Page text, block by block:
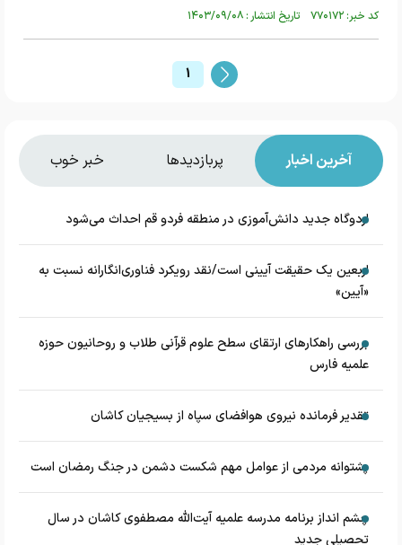
کد خبر: ۷۷۰۱۷۲ تاریخ انتشار : ۱۴۰۳/۰۹/۰۸
1
آخرین اخبار پربازدیدها خبر خوب
اردوگاه جدید دانش‌آموزی در منطقه فردو قم احداث می‌شود
اربعین یک حقیقت آیینی است/نقد رویکرد فناوری‌انگارانه نسبت به
«آیین»
بررسی راهکارهای ارتقای سطح علوم قرآنی طلاب و روحانیون حوزه
علمیه فارس
تقدیر فرمانده نیروی هوافضای سپاه از بسیجیان کاشان
پشتوانه مردمی از عوامل مهم شکست دشمن در جنگ رمضان است
چشم‌ انداز برنامه مدرسه علمیه آیت‌الله مصطفوی کاشان در سال
تحصیلی جدید